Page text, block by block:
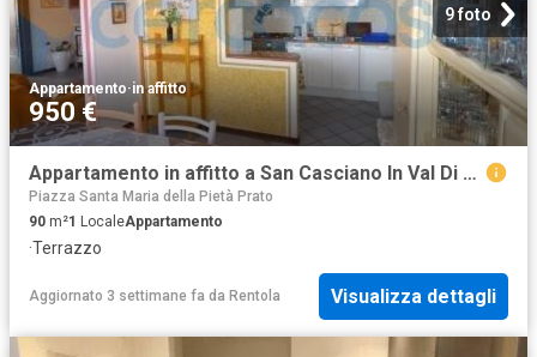
9 foto
Appartamento·in affitto
950 €
Appartamento in affitto a San Casciano In Val Di Pesa
Piazza Santa Maria della Pietà Prato
90 m²1 LocaleAppartamento
·Terrazzo
Aggiornato 3 settimane fa da Rentola Visualizza dettagli